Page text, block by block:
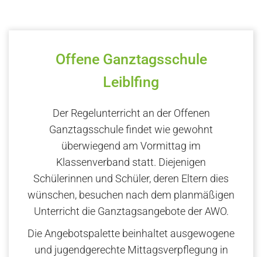
Offene Ganztagsschule
Leiblfing
Der Regelunterricht an der Offenen
Ganztagsschule findet wie gewohnt
überwiegend am Vormittag im
Klassenverband statt. Diejenigen
Schülerinnen und Schüler, deren Eltern dies
wünschen, besuchen nach dem planmäßigen
Unterricht die Ganztagsangebote der AWO.
Die Angebotspalette beinhaltet ausgewogene
und jugendgerechte Mittagsverpflegung in